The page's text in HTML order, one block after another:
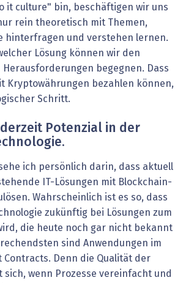
it culture" bin, beschäftigen wir uns
rein theoretisch mit Themen,
hinterfragen und verstehen lernen.
Lösung können wir den
begegnen. Dass
Kryptowährungen bezahlen können,
Schritt.
derzeit Potenzial in der
ich persönlich darin, dass aktuell
IT-Lösungen mit Blockchain-
Wahrscheinlich ist es so, dass
zukünftig bei Lösungen zum
die heute noch gar nicht bekannt
sind Anwendungen im
Contracts. Denn die Qualität der
sich, wenn Prozesse vereinfacht und